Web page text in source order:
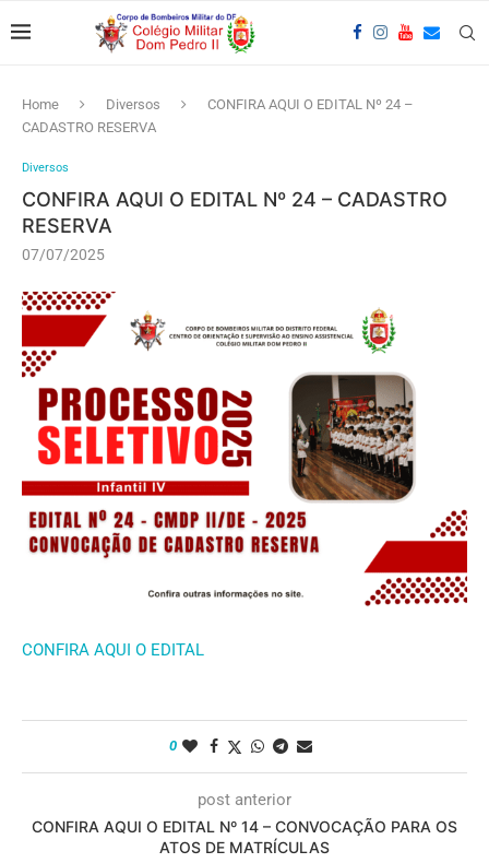
Home Diversos
CONFIRA AQUI O EDITAL Nº 24 –
CADASTRO RESERVA
Diversos
CONFIRA AQUI O EDITAL Nº 24 – CADASTRO
RESERVA
07/07/2025
CONFIRA AQUI O EDITAL
0
post anterior
CONFIRA AQUI O EDITAL Nº 14 – CONVOCAÇÃO PARA OS
ATOS DE MATRÍCULAS